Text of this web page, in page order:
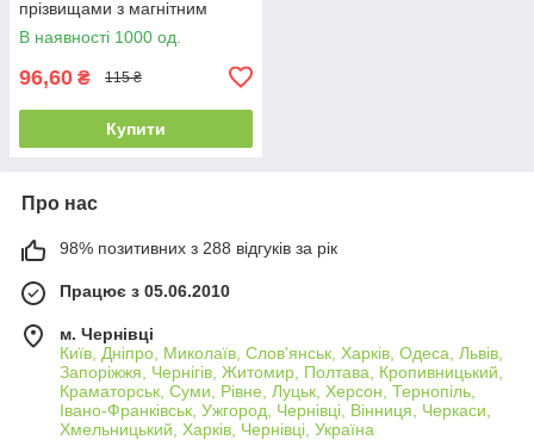
прізвищами з магнітним
тримачем
В наявності 1000 од.
96,60 ₴ 115 ₴
Купити
Про нас
98% позитивних з 288 відгуків за рік
Працює з 05.06.2010
м. Чернівці
Київ, Дніпро, Миколаїв, Слов'янськ, Харків, Одеса, Львів,
Запоріжжя, Чернігів, Житомир, Полтава, Кропивницький,
Краматорськ, Суми, Рівне, Луцьк, Херсон, Тернопіль,
Івано-Франківськ, Ужгород, Чернівці, Вінниця, Черкаси,
Хмельницький, Харків, Чернівці, Україна